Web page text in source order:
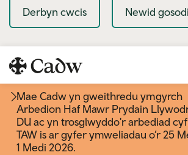
Derbyn cwcis Newid
Mae Cadw yn gweithredu ymgyrch
Arbedion Haf Mawr Prydain
DU ac yn trosglwyddo'r arbediad
TAW is ar gyfer ymweliadau o’r 25
1 Medi 2026.